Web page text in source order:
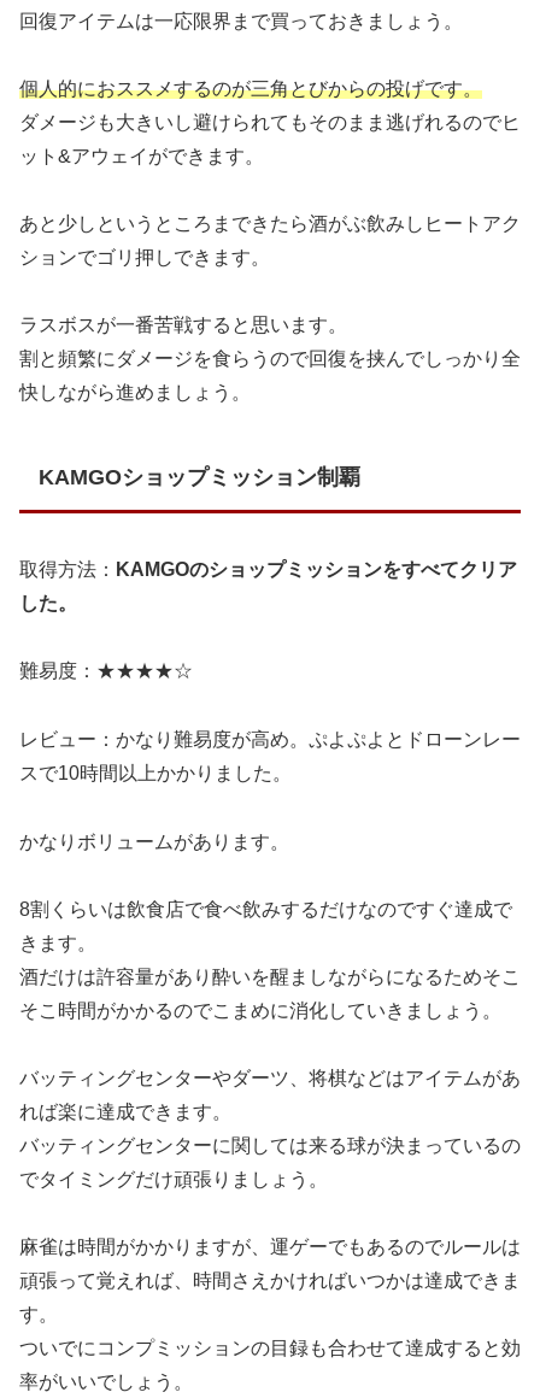
回復アイテムは一応限界まで買っておきましょう。
個人的におススメするのが三角とびからの投げです。
ダメージも大きいし避けられてもそのまま逃げれるのでヒ
ット&アウェイができます。
あと少しというところまできたら酒がぶ飲みしヒートアク
ションでゴリ押しできます。
ラスボスが一番苦戦すると思います。
割と頻繁にダメージを食らうので回復を挟んでしっかり全
快しながら進めましょう。
KAMGOショップミッション制覇
取得方法： KAMGOのショップミッションをすべてクリア
した。
難易度：★★★★☆
レビュー：かなり難易度が高め。ぷよぷよとドローンレー
スで10時間以上かかりました。
かなりボリュームがあります。
8割くらいは飲食店で食べ飲みするだけなのですぐ達成で
きます。
酒だけは許容量があり酔いを醒ましながらになるためそこ
そこ時間がかかるのでこまめに消化していきましょう。
バッティングセンターやダーツ、将棋などはアイテムがあ
れば楽に達成できます。
バッティングセンターに関しては来る球が決まっているの
でタイミングだけ頑張りましょう。
麻雀は時間がかかりますが、運ゲーでもあるのでルールは
頑張って覚えれば、時間さえかければいつかは達成できま
す。
ついでにコンプミッションの目録も合わせて達成すると効
率がいいでしょう。